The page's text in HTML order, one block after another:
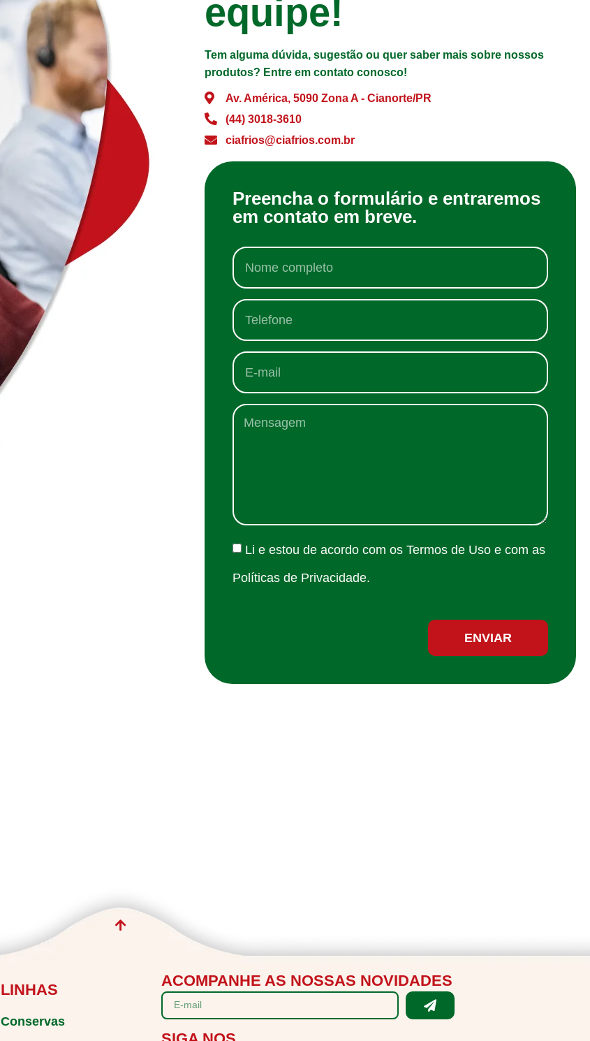
equipe!
Tem alguma dúvida, sugestão ou quer saber mais sobre nossos
produtos? Entre em contato conosco!
Av. América, 5090 Zona A - Cianorte/PR
(44) 3018-3610
ciafrios@ciafrios.com.br
Preencha o formulário e entraremos
em contato em breve.
Li e estou de acordo com os Termos de Uso e com as
Políticas de Privacidade.
ENVIAR
LINHAS
Conservas
ACOMPANHE AS NOSSAS NOVIDADES